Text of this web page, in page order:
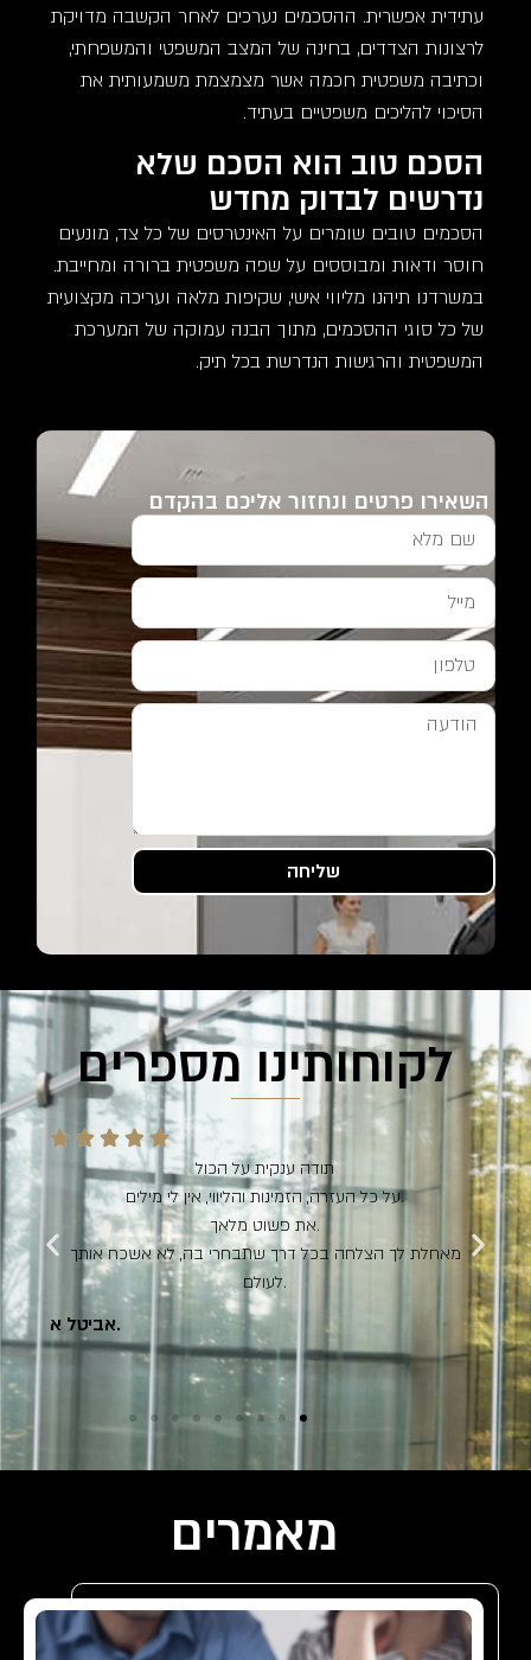
השאירו פרטים ונחזור אליכם בהקדם
שליחה
עתידית אפשרית. ההסכמים נערכים לאחר הקשבה מדויקת
לרצונות הצדדים, בחינה של המצב המשפטי והמשפחתי,
וכתיבה משפטית חכמה אשר מצמצמת משמעותית את
הסיכוי להליכים משפטיים בעתיד.
הסכם טוב הוא הסכם שלא
נדרשים לבדוק מחדש
הסכמים טובים שומרים על האינטרסים של כל צד, מונעים
חוסר ודאות ומבוססים על שפה משפטית ברורה ומחייבת.
במשרדנו תיהנו מליווי אישי, שקיפות מלאה ועריכה מקצועית
של כל סוגי ההסכמים, מתוך הבנה עמוקה של המערכת
המשפטית והרגישות הנדרשת בכל תיק.
לקוחותינו מספרים
אין לי מילים.
עברתי תקופה מהקשות בחיי.
ועזרת לי להגיע להסכם שבלעדייך לא הייתי מצליחה.
רחל כ.
מאמרים